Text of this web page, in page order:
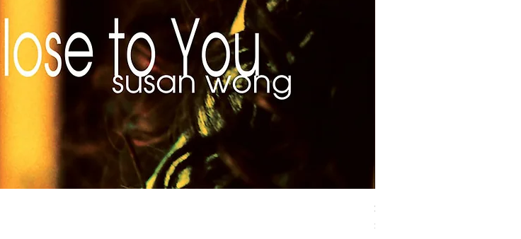
Susan Wong：靠近你（25週
價格
$700.00